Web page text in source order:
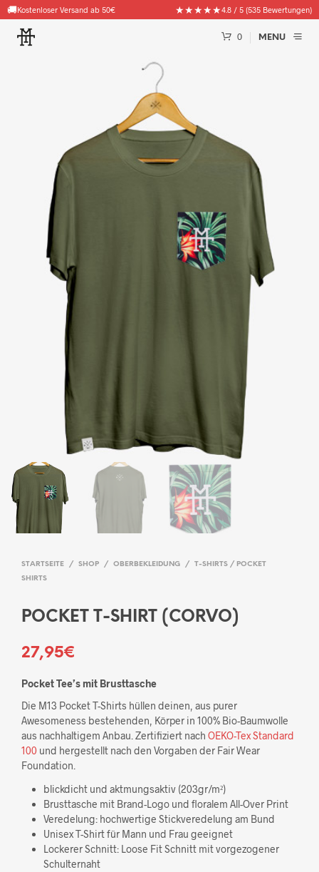
🚚Kostenloser Versand ab 50€ ★★★★★4.8 / 5 (535 Bewertungen)
0 MENU
STARTSEITE / SHOP / OBERBEKLEIDUNG /
T-SHIRTS / POCKET
SHIRTS
POCKET T-SHIRT (CORVO)
27,95€
Pocket Tee’s mit Brusttasche
Die M13 Pocket T-Shirts hüllen deinen, aus purer
Awesomeness bestehenden, Körper in 100% Bio-Baumwolle
aus nachhaltigem Anbau. Zertifiziert nach OEKO-Tex Standard
100 und hergestellt nach den Vorgaben der Fair Wear
Foundation.
blickdicht und aktmungsaktiv (203gr/m²)
Brusttasche mit Brand-Logo und floralem All-Over Print
Veredelung: hochwertige Stickveredelung am Bund
Unisex T-Shirt für Mann und Frau geeignet
Lockerer Schnitt: Loose Fit Schnitt mit vorgezogener
Schulternaht